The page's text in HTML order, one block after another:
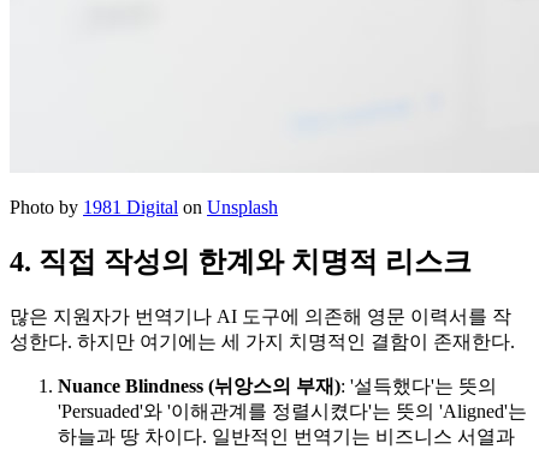
Photo by 1981 Digital on Unsplash
4. 직접 작성의 한계와 치명적 리스크
많은 지원자가 번역기나 AI 도구에 의존해 영문 이력서를 작
성한다. 하지만 여기에는 세 가지 치명적인 결함이 존재한다.
Nuance Blindness (뉘앙스의 부재): '설득했다'는 뜻의
'Persuaded'와 '이해관계를 정렬시켰다'는 뜻의 'Aligned'는
하늘과 땅 차이다. 일반적인 번역기는 비즈니스 서열과